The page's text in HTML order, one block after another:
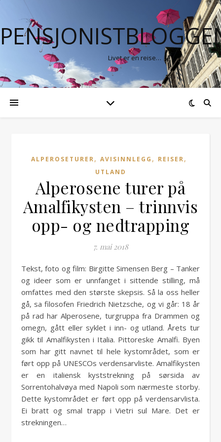
Livet er en reise…
ALPEROSETURER, AVISINNLEGG , REISER,
UTLAND
Alperosene turer på
Amalfikysten – trinnvis
opp- og nedtrapping
7. mai 2018
Tekst, foto og film: Birgitte Simensen Berg – Tanker
og ideer som er unnfanget i sittende stilling, må
omfattes med den største skepsis. Så la oss heller
gå, sa filosofen Friedrich Nietzsche, og vi går: 18 år
på rad har Alperosene, turgruppa fra Drammen og
omegn, gått eller syklet i inn- og utland. Årets tur
gikk til Amalfikysten i Italia. Pittoreske Amalfi. Byen
som har gitt navnet til hele kystområdet, som er
ført opp på UNESCOs verdensarvliste. Amalfikysten
er en italiensk kyststrekning på sørsida av
Sorrentohalvøya med Napoli som nærmeste storby.
Dette kystområdet er ført opp på verdensarvlista.
Ei bratt og smal trapp i Vietri sul Mare. Det er
strekningen…